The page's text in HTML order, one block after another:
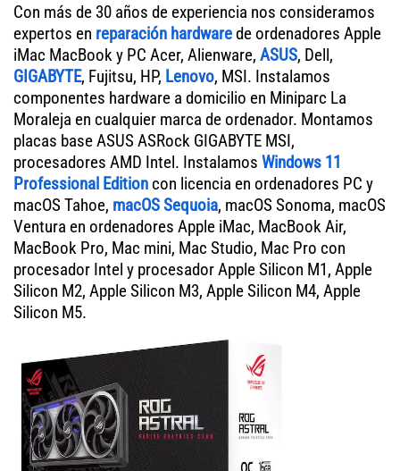
Con más de 30 años de experiencia nos consideramos
expertos en reparación hardwarede ordenadores Apple
iMac MacBook y PC Acer, Alienware, ASUS, Dell,
GIGABYTE, Fujitsu, HP, Lenovo, MSI. Instalamos
componentes hardware a domicilio en Miniparc La
Moraleja en cualquier marca de ordenador. Montamos
placas base ASUS ASRock GIGABYTE MSI,
procesadores AMD Intel. Instalamos Windows 11
Professional Edition con licencia en ordenadores PC y
macOS Tahoe, macOS Sequoia, macOS Sonoma, macOS
Ventura en ordenadores Apple iMac, MacBook Air,
MacBook Pro, Mac mini, Mac Studio, Mac Pro con
procesador Intel y procesador Apple Silicon M1, Apple
Silicon M2, Apple Silicon M3, Apple Silicon M4, Apple
Silicon M5.